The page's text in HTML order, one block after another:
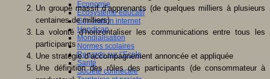
Economie
Ecosystème éducatif
Génération internet
Handicap
Mondialisation
Normes scolaires
Regards sur l’Ecole
Santé
Société connectée
Un groupe massif d’apprenants (de quelques milliers à plusieurs
centaines de milliers)
La volonté d’horizontaliser les communications entre tous les
participants
Une stratégie d’accompagnement annoncée et appliquée
Une définition des rôles des participants (de consommateur à